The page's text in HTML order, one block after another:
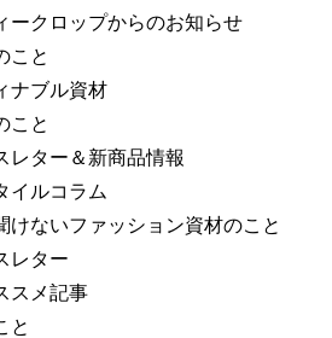
ークロップからのお知らせ
こと
ナブル資材
こと
レター＆新商品情報
イルコラム
けないファッション資材のこと
レター
スメ記事
と